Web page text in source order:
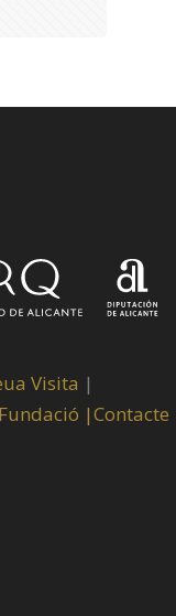
Visita |
Fundació |Contacte